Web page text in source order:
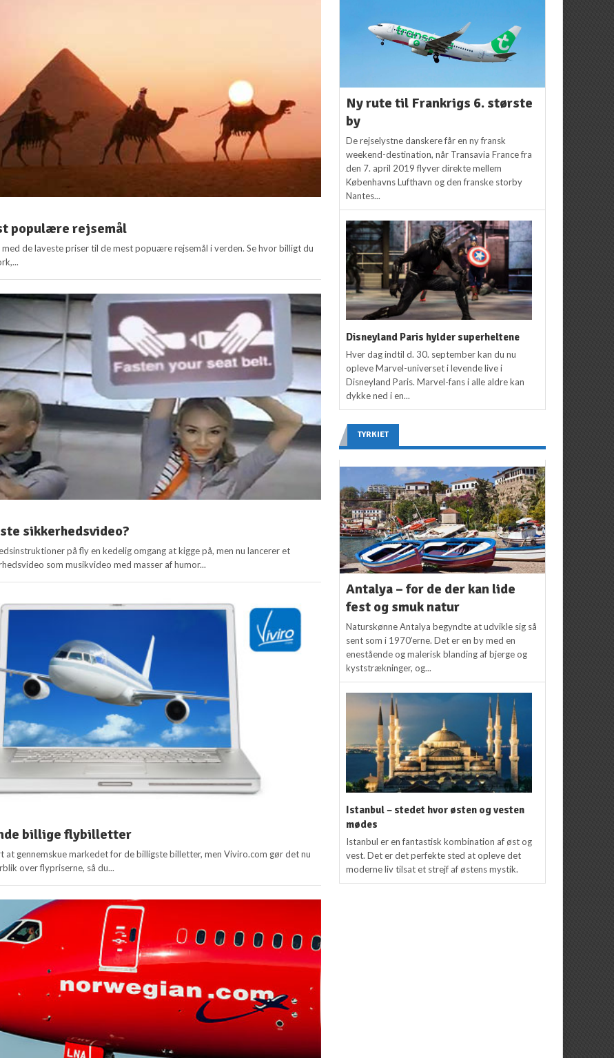
populære rejsemål
de laveste priser til de mest popuære rejsemål i verden. Se hvor billigt du
sikkerhedsvideo?
på fly en kedelig omgang at kigge på, men nu lancerer et
som musikvideo med masser af humor...
billige flybilletter
gennemskue markedet for de billigste billetter, men Viviro.com gør det nu
over flypriserne, så du...
Ny rute til Frankrigs 6. største
by
De rejselystne danskere får en ny fransk
weekend-destination, når Transavia France fra
den 7. april 2019 flyver direkte mellem
Københavns Lufthavn og den franske storby
Nantes...
Disneyland Paris hylder superheltene
Hver dag indtil d. 30. september kan du nu
opleve Marvel-universet i levende live i
Disneyland Paris. Marvel-fans i alle aldre kan
dykke ned i en...
TYRKIET
Antalya – for de der kan lide
fest og smuk natur
Naturskønne Antalya begyndte at udvikle sig så
sent som i 1970’erne. Det er en by med en
enestående og malerisk blanding af bjerge og
kyststrækninger, og...
Istanbul – stedet hvor østen og vesten
mødes
Istanbul er en fantastisk kombination af øst og
vest. Det er det perfekte sted at opleve det
moderne liv tilsat et strejf af østens mystik.